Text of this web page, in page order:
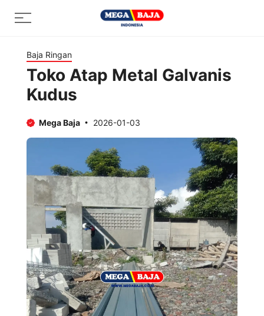
Menu
Baja Ringan
Toko Atap Metal Galvanis
Kudus
Mega Baja 2026-01-03